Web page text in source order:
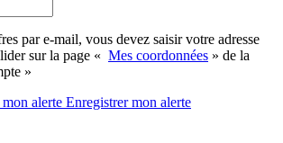
par e-mail, vous devez saisir votre adresse
sur la page « Mes coordonnées » de la
»
alerte Enregistrermon alerte